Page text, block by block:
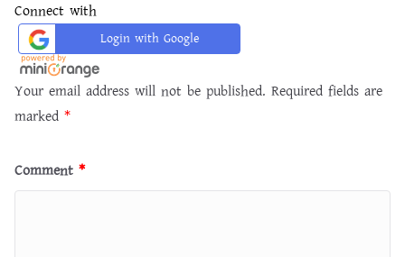
Connect with
Login with Google
Your email address will not be published. Required fields are
marked *
Comment *